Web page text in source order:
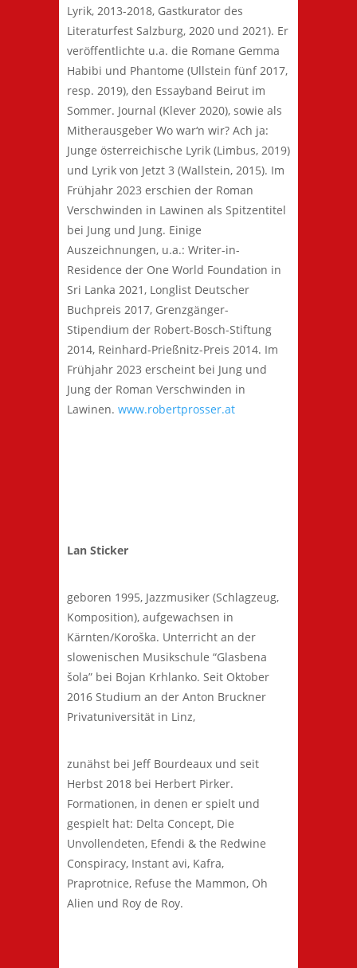
Lyrik, 2013-2018, Gastkurator des
Literaturfest Salzburg, 2020 und 2021). Er
veröffentlichte u.a. die Romane Gemma
Habibi und Phantome (Ullstein fünf 2017,
resp. 2019), den Essayband Beirut im
Sommer. Journal (Klever 2020), sowie als
Mitherausgeber Wo war‘n wir? Ach ja:
Junge österreichische Lyrik (Limbus, 2019)
und Lyrik von Jetzt 3 (Wallstein, 2015). Im
Frühjahr 2023 erschien der Roman
Verschwinden in Lawinen als Spitzentitel
bei Jung und Jung. Einige
Auszeichnungen, u.a.: Writer-in-
Residence der One World Foundation in
Sri Lanka 2021, Longlist Deutscher
Buchpreis 2017, Grenzgänger-
Stipendium der Robert-Bosch-Stiftung
2014, Reinhard-Prießnitz-Preis 2014. Im
Frühjahr 2023 erscheint bei Jung und
Jung der Roman Verschwinden in
Lawinen. www.robertprosser.at
Lan Sticker
geboren 1995, Jazzmusiker (Schlagzeug,
Komposition), aufgewachsen in
Kärnten/Koroška. Unterricht an der
slowenischen Musikschule “Glasbena
šola” bei Bojan Krhlanko. Seit Oktober
2016 Studium an der Anton Bruckner
Privatuniversität in Linz,
zunähst bei Jeff Bourdeaux und seit
Herbst 2018 bei Herbert Pirker.
Formationen, in denen er spielt und
gespielt hat: Delta Concept, Die
Unvollendeten, Efendi & the Redwine
Conspiracy, Instant avi, Kafra,
Praprotnice, Refuse the Mammon, Oh
Alien und Roy de Roy.